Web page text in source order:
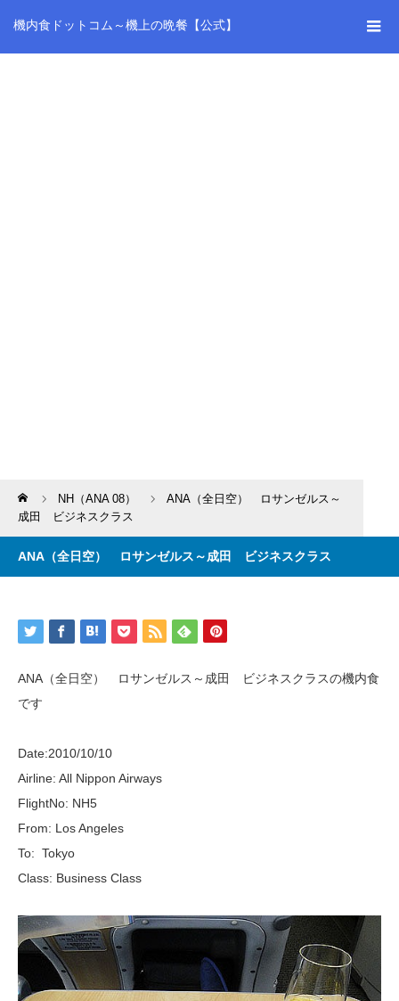
機内食ドットコム～機上の晩餐【公式】
Home NH（ANA 08）
ANA（全日空） ロサンゼルス～
成田 ビジネスクラス
ANA（全日空） ロサンゼルス～成田 ビジネスクラス
ANA（全日空） ロサンゼルス～成田 ビジネスクラスの機内食
です
Date:2010/10/10
Airline: All Nippon Airways
FlightNo: NH5
From: Los Angeles
To: Tokyo
Class: Business Class